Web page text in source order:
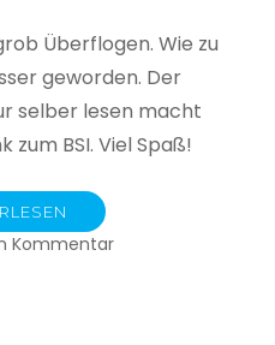
Überflogen. Wie zu
geworden. Der
selber lesen macht
zum BSI. Viel Spaß!
Kommentarzu